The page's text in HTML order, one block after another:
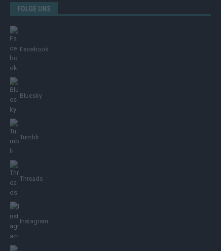
FOLGE UNS
Facebook
Bluesky
Tumblr
Threads
Instagram